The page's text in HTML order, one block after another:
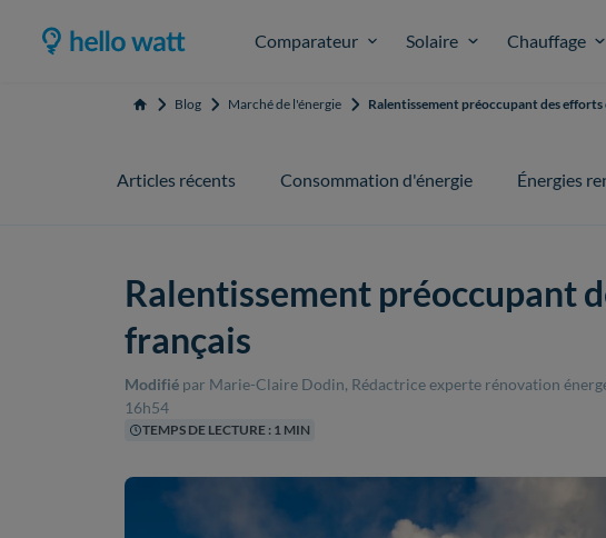
Comparateur Solaire Chauffage
Accueil Blog Marché de l'énergie Ralentissement préoccupant des
Articles récents Consommation d'énergie Énergies
Ralentissement préoccupant
français
Modifié par Marie-Claire Dodin, Rédactrice experte rénovation
16h54
TEMPS DE LECTURE : 1 MIN